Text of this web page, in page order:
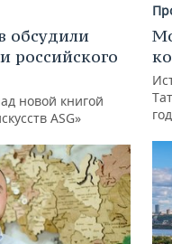
обсудили
российского
новой книгой
ASG»